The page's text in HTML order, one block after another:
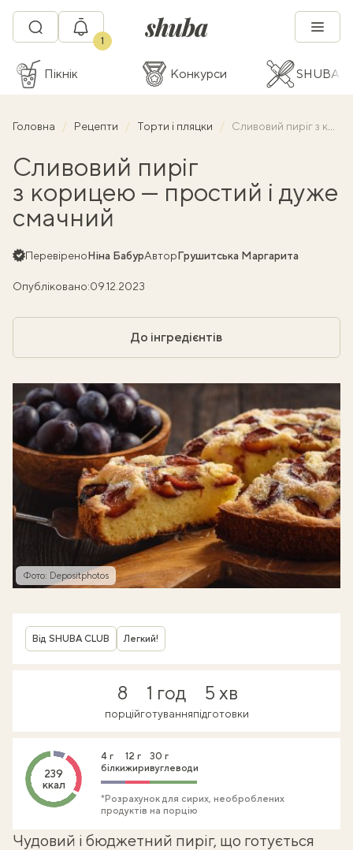
1
Пікнік Конкурси SHUBA
Головна Рецепти Торти і пляцки Сливовий пиріг з корицею — простий і дуже смачний
Сливовий пиріг
з корицею — простий і дуже
смачний
ПеревіреноНіна БабурАвторГрушитська Маргарита
Опубліковано:09.12.2023
До інгредієнтів
Фото: Depositphotos
Від SHUBA CLUB Легкий!
8
порцій
1 год
готування
5 хв
підготовки
239
ккал
4 г
білки
12 г
жири
30 г
вуглеводи
*Розрахунок для сирих, необроблених
продуктів на порцію
Чудовий і бюджетний пиріг, що готується